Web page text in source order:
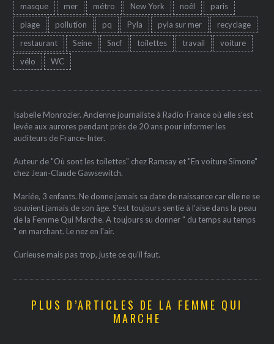
masque
mer métro New York noêl
paris
plage
pollution pq Pyla pyla sur mer
recyclage
restaurant
Seine Sncf toilettes travail
voiture
vélo
WC
Isabelle Monrozier. Ancienne journaliste à Radio-France où elle s'est
levée aux aurores pendant près de 20 ans pour informer les
auditeurs de France-Inter.
Auteur de "Où sont les toilettes" chez Ramsay et "En voiture Simone"
chez Jean-Claude Gawsewitch.
Mariée, 3 enfants. Ne donne jamais sa date de naissance car elle ne se
souvient jamais de son âge. S'est toujours sentie à l'aise dans la peau
de la Femme Qui Marche. A toujours su donner " du temps au temps
" en marchant. Le nez en l'air.
Curieuse mais pas trop, juste ce qu'il faut.
PLUS D’ARTICLES DE LA FEMME QUI
MARCHE